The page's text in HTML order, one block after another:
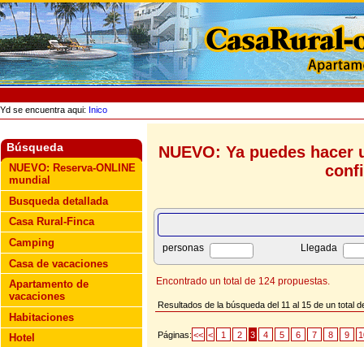
Yd se encuentra aqui: Inico
Búsqueda
NUEVO: Reserva-ONLINE
mundial
Busqueda detallada
Casa Rural-Finca
Camping
Casa de vacaciones
Apartamento de
vacaciones
Habitaciones
Hotel
NUEVO: Ya puedes
personas Llegada
Encontrado un total de 124 propuestas.
Resultados de la búsqueda del 11 al 15 de un total
Páginas: << < 1 2 3 4 5 6 7 8 9